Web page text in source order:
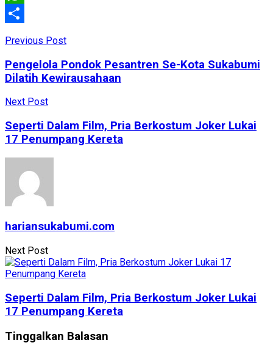
WhatsApp
Previous Post
Pengelola Pondok Pesantren Se-Kota Sukabumi
Dilatih Kewirausahaan
Next Post
Seperti Dalam Film, Pria Berkostum Joker Lukai
17 Penumpang Kereta
hariansukabumi.com
Next Post
Seperti Dalam Film, Pria Berkostum Joker Lukai
17 Penumpang Kereta
Tinggalkan Balasan